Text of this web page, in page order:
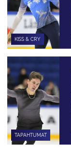
KISS & CRY
TAPAHTUMAT